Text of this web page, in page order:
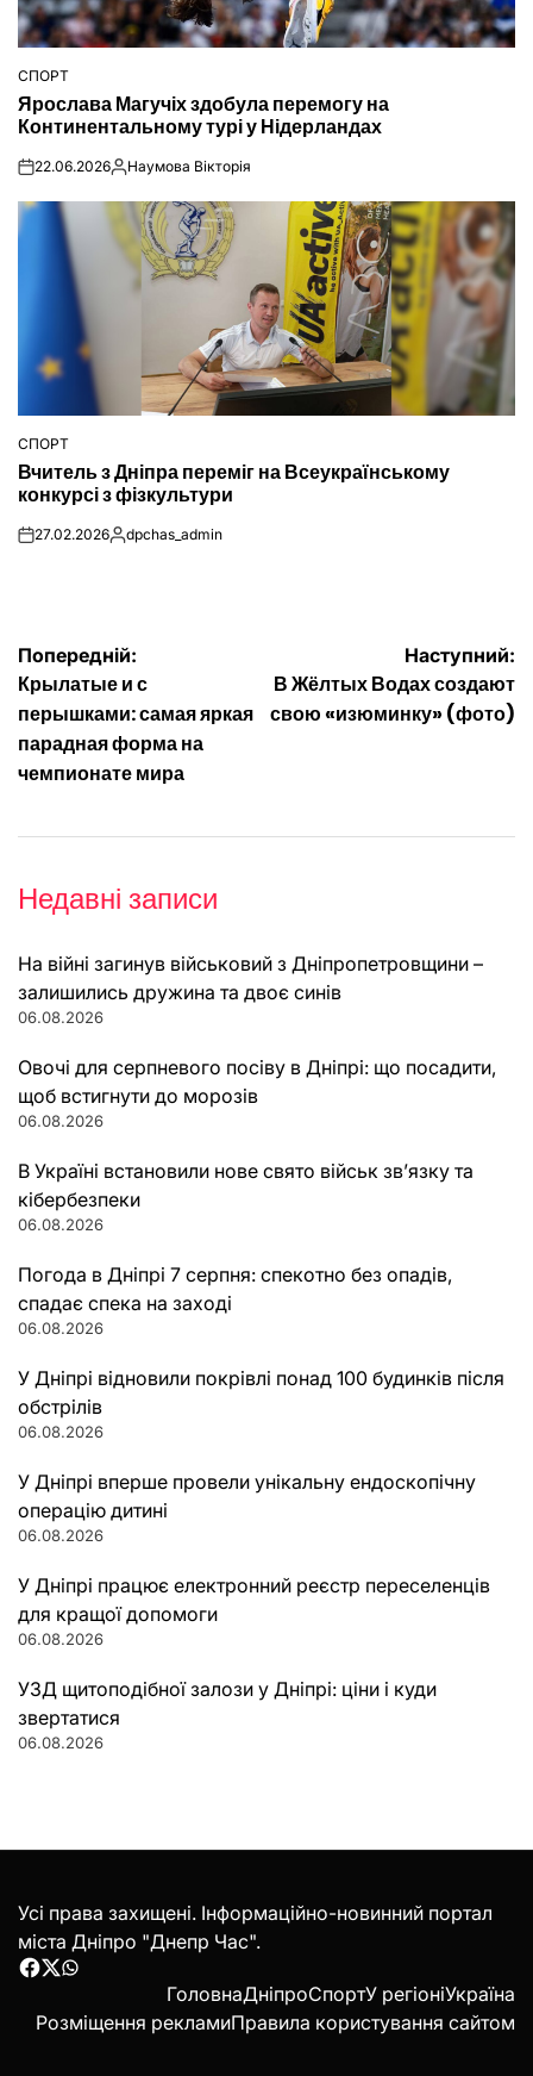
ОПУБЛІКУВАТИ
У
СПОРТ
Ярослава Магучіх здобула перемогу на
Континентальному турі у Нідерландах
on22.06.2026Опубліковано
Наумова Вікторія
ОПУБЛІКУВАТИ
У
СПОРТ
Вчитель з Дніпра переміг на Всеукраїнському
конкурсі з фізкультури
on27.02.2026Опубліковано
dpchas_admin
Навігація
записів
Попередній:
Крылатые и с
перышками: самая яркая
парадная форма на
чемпионате мира
Наступний:
В Жёлтых Водах создают
свою «изюминку» (фото)
Недавні записи
На війні загинув військовий з Дніпропетровщини –
залишились дружина та двоє синів
06.08.2026
Овочі для серпневого посіву в Дніпрі: що посадити,
щоб встигнути до морозів
06.08.2026
В Україні встановили нове свято військ зв’язку та
кібербезпеки
06.08.2026
Погода в Дніпрі 7 серпня: спекотно без опадів,
спадає спека на заході
06.08.2026
У Дніпрі відновили покрівлі понад 100 будинків після
обстрілів
06.08.2026
У Дніпрі вперше провели унікальну ендоскопічну
операцію дитині
06.08.2026
У Дніпрі працює електронний реєстр переселенців
для кращої допомоги
06.08.2026
УЗД щитоподібної залози у Дніпрі: ціни і куди
звертатися
06.08.2026
Усі права захищені. Інформаційно-новинний портал
міста Дніпро "Днепр Час".
Facebook
Twitter
WhatsApp
ГоловнаДніпроСпортУ регіоніУкраїна
Розміщення рекламиПравила користування сайтом